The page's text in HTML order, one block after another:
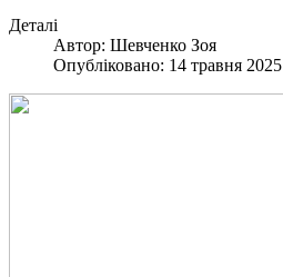
Деталі
Автор: Шевченко Зоя
Опубліковано: 14 травня 2025